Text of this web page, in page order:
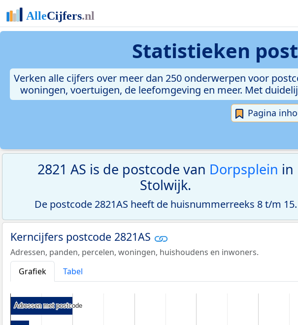
Statistieken
Verken alle cijfers over meer dan 250 onderwerpen voor
woningen, voertuigen, de leefomgeving en meer. Met
Pagina
2821 AS is de postcode van Dorpsplein in
Stolwijk.
De postcode 2821AS heeft de huisnummerreeks 8 t/m 15.
Kerncijfers postcode 2821AS
Adressen, panden, percelen, woningen, huishoudens en inwoners.
Grafiek
Tabel
Adressen met postcode
Adressen met postcode